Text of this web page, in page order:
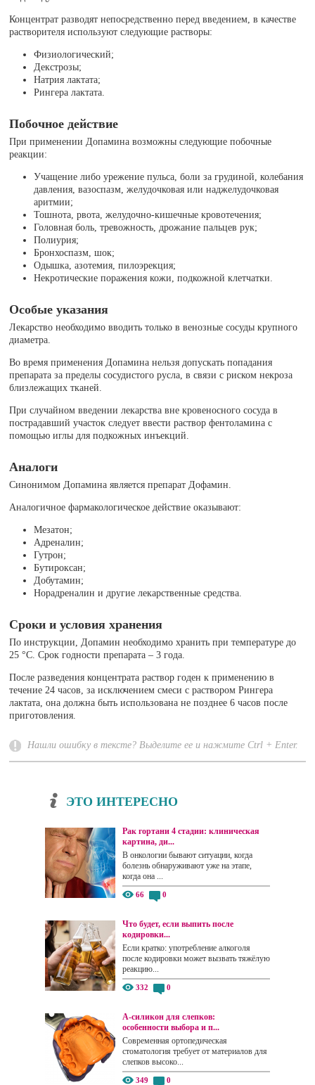
Концентрат разводят непосредственно перед введением, в качестве
растворителя используют следующие растворы:
Физиологический;
Декстрозы;
Натрия лактата;
Рингера лактата.
Побочное действие
При применении Допамина возможны следующие побочные
реакции:
Учащение либо урежение пульса, боли за грудиной, колебания
давления, вазоспазм, желудочковая или наджелудочковая
аритмии;
Тошнота, рвота, желудочно-кишечные кровотечения;
Головная боль, тревожность, дрожание пальцев рук;
Полиурия;
Бронхоспазм, шок;
Одышка, азотемия, пилоэрекция;
Некротические поражения кожи, подкожной клетчатки.
Особые указания
Лекарство необходимо вводить только в венозные сосуды крупного
диаметра.
Во время применения Допамина нельзя допускать попадания
препарата за пределы сосудистого русла, в связи с риском некроза
близлежащих тканей.
При случайном введении лекарства вне кровеносного сосуда в
пострадавший участок следует ввести раствор фентоламина с
помощью иглы для подкожных инъекций.
Аналоги
Синонимом Допамина является препарат Дофамин.
Аналогичное фармакологическое действие оказывают:
Мезатон;
Адреналин;
Гутрон;
Бутироксан;
Добутамин;
Норадреналин и другие лекарственные средства.
Сроки и условия хранения
По инструкции, Допамин необходимо хранить при температуре до
25 °С. Срок годности препарата – 3 года.
После разведения концентрата раствор годен к применению в
течение 24 часов, за исключением смеси с раствором Рингера
лактата, она должна быть использована не позднее 6 часов после
приготовления.
Нашли ошибку в тексте? Выделите ее и нажмите Ctrl + Enter.
ЭТО ИНТЕРЕСНО
Рак гортани 4 стадии: клиническая
картина, ди...
В онкологии бывают ситуации, когда
болезнь обнаруживают уже на этапе,
когда она ...
66 0
Что будет, если выпить после
кодировки...
Если кратко: употребление алкоголя
после кодировки может вызвать тяжёлую
реакцию...
332 0
А-силикон для слепков:
особенности выбора и п...
Современная ортопедическая
стоматология требует от материалов для
слепков высоко...
349 0